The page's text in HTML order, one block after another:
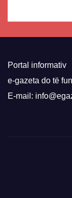
Portal informativ
e-gazeta do të
E-mail: